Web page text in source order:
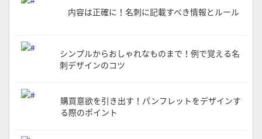
内容は正確に！名刺に記載すべき情報とルール
シンプルからおしゃれなものまで！例で覚える名
刺デザインのコツ
購買意欲を引き出す！パンフレットをデザインす
る際のポイント